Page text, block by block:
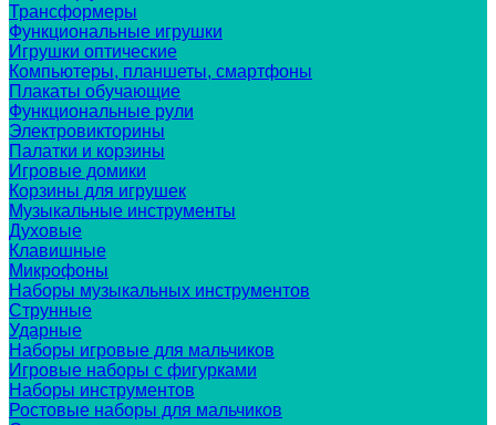
Трансформеры
Функциональные игрушки
Игрушки оптические
Компьютеры, планшеты, смартфоны
Плакаты обучающие
Функциональные рули
Электровикторины
Палатки и корзины
Игровые домики
Корзины для игрушек
Музыкальные инструменты
Духовые
Клавишные
Микрофоны
Наборы музыкальных инструментов
Струнные
Ударные
Наборы игровые для мальчиков
Игровые наборы с фигурками
Наборы инструментов
Ростовые наборы для мальчиков